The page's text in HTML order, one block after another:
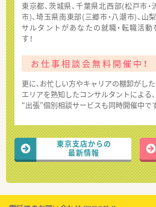
東京都、茨城県、千葉県北西部(松戸市・
市)、埼玉県南東部(三郷市・八潮市)、
サルタントがあなたの就職・転職活
す！
お仕事相談会無料開催中！
更に、お忙しい方やキャリアの棚卸がし
エリアを熟知したコンサルタントによる、
“出張”個別相談サービスも同時開催中で
東京支店からの
最新情報